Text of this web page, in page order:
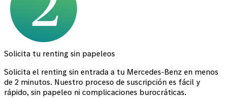
Solicita tu renting sin papeleos
Solicita el renting sin entrada a tu Mercedes-Benz en menos
de 2 minutos. Nuestro proceso de suscripción es fácil y
rápido, sin papeleo ni complicaciones burocráticas.